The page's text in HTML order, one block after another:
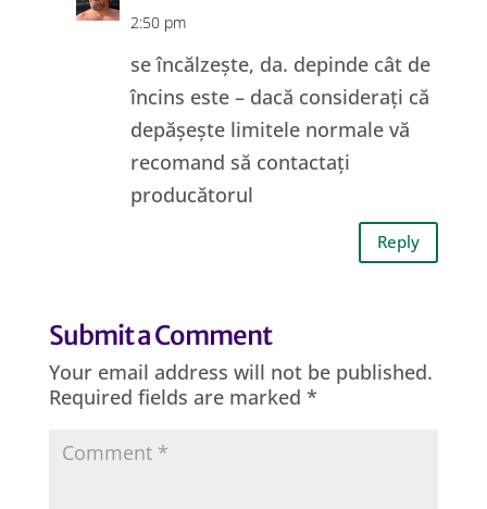
2:50 pm
se încălzește, da. depinde cât de
încins este – dacă considerați că
depășește limitele normale vă
recomand să contactați
producătorul
Reply
Submit a Comment
Your email address will not be published.
Required fields are marked *